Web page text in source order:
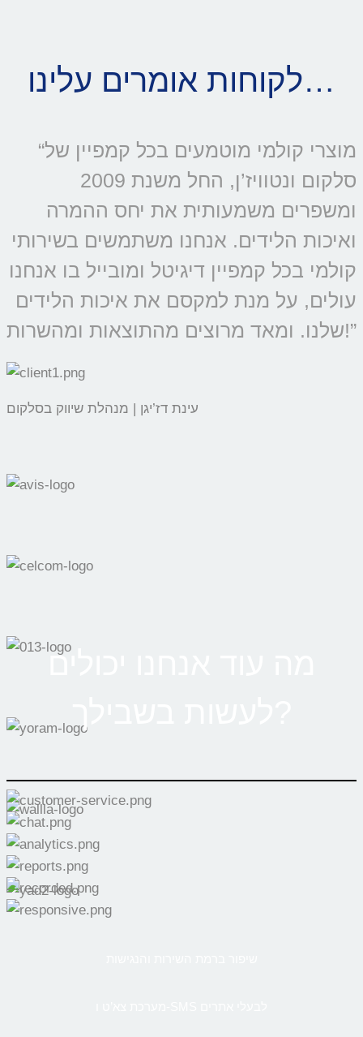
לקוחות אומרים עלינו…
“מוצרי קולמי מוטמעים בכל קמפיין של
סלקום ונטוויז’ן, החל משנת 2009
ומשפרים משמעותית את יחס ההמרה
ואיכות הלידים. אנחנו משתמשים בשירותי
קולמי בכל קמפיין דיגיטל ומובייל בו אנחנו
עולים, על מנת למקסם את איכות הלידים
שלנו. ומאד מרוצים מהתוצאות ומהשרות!”
עינת דז’יגן | מנהלת שיווק בסלקום
מה עוד אנחנו יכולים